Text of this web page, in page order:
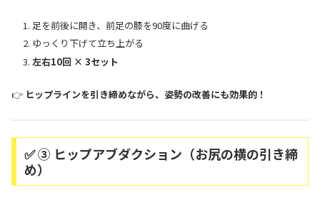
足を前後に開き、前足の膝を90度に曲げる
ゆっくり下げて立ち上がる
左右10回 × 3セット
👉 ヒップラインを引き締めながら、姿勢の改善にも効果的！
✅ ③ ヒップアブダクション（お尻の横の引き締
め）